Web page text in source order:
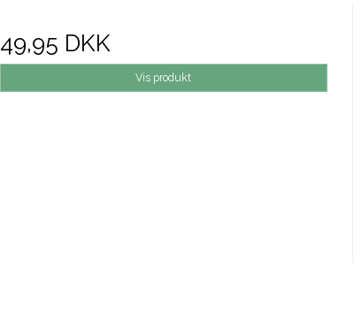
49,95 DKK
Vis produkt